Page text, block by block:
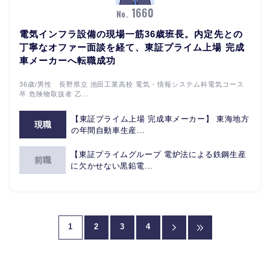
No. 1660
電気インフラ設備の現場一筋36歳班長。内定先との
丁寧なオファー面談を経て、東証プライム上場 完成
車メーカーへ転職成功
36歳/男性 長野県立 池田工業高校 電気・情報システム科電気コース
卒 危険物取扱者 乙...
現職
【東証プライム上場 完成車メーカー】 東海地方
の年間自動車生産...
前職
【東証プライムグループ 電炉法による鉄鋼生産
に欠かせない黒鉛電...
1 2 3 4